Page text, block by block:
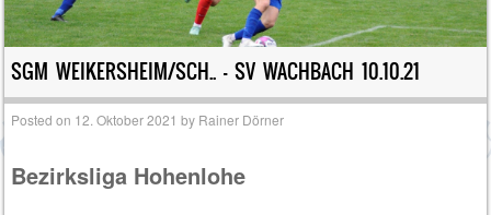
SGM WEIKERSHEIM/SCH.. – SV WACHBACH 10.10.21
Posted on 12. Oktober 2021 by Rainer Dörner
Bezirksliga Hohenlohe